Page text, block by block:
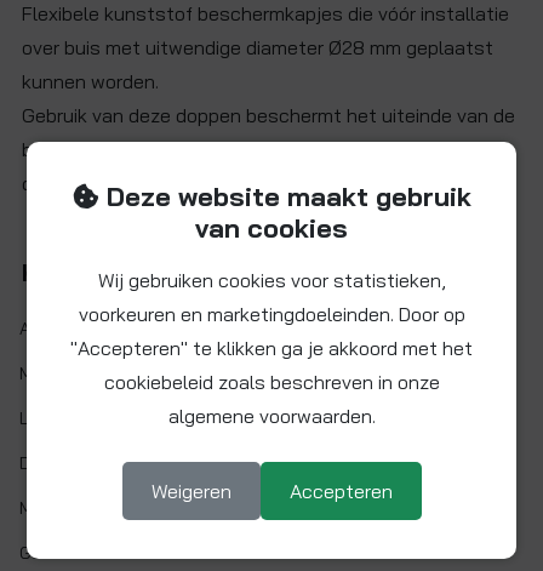
Flexibele kunststof beschermkapjes die vóór installatie
over buis met uitwendige diameter Ø28 mm geplaatst
kunnen worden.
Gebruik van deze doppen beschermt het uiteinde van de
buis tegen beschadiging en voorkomt dat vuil en stof in
de buis kan komen voordat deze geïnstalleerd is.
Kenmerken
Artikelnr.: DOP28
Maat: Ø 28 mm
Lengte: 29 mm
Demontabel: Ja
Materiaal:
Gaskeur:
Deze website maakt gebruik
van cookies
Wij gebruiken cookies voor statistieken,
voorkeuren en marketingdoeleinden. Door op
"Accepteren" te klikken ga je akkoord met het
cookiebeleid zoals beschreven in onze
algemene voorwaarden.
Weigeren Accepteren